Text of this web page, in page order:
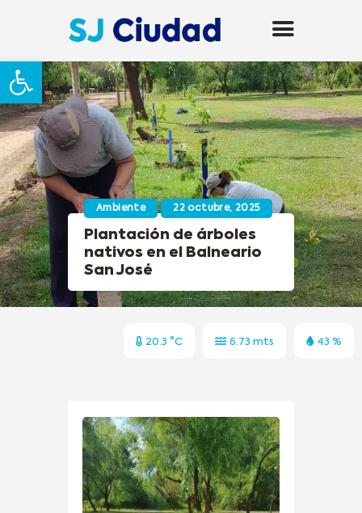
Abrir barra de herramientas
Ambiente 22 octubre, 2025
Plantación de árboles
nativos en el Balneario
San José
20.3 °C 6.73 mts 43 %